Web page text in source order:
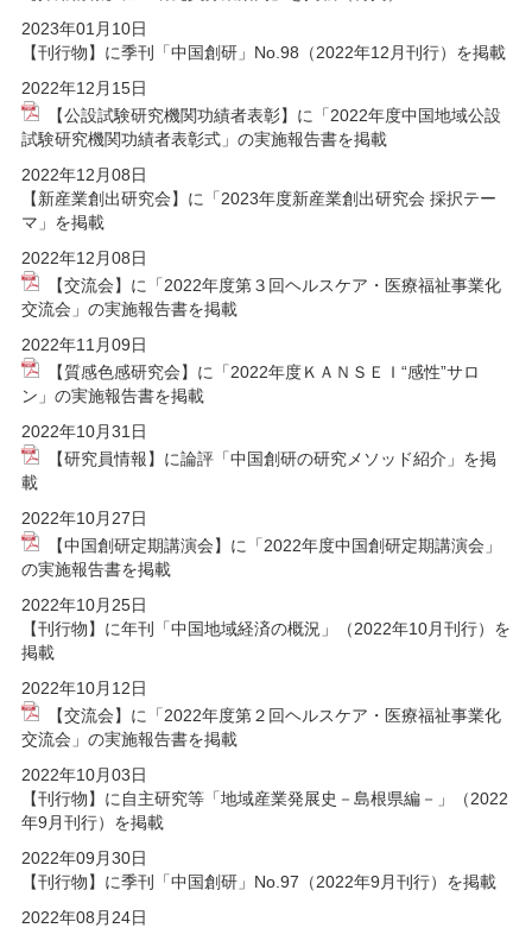
2023年01月10日
【刊行物】に季刊「中国創研」No.98（2022年12月刊行）を掲載
2022年12月15日
【公設試験研究機関功績者表彰】に「2022年度中国地域公設
試験研究機関功績者表彰式」の実施報告書を掲載
2022年12月08日
【新産業創出研究会】に「2023年度新産業創出研究会 採択テー
マ」を掲載
2022年12月08日
【交流会】に「2022年度第３回ヘルスケア・医療福祉事業化
交流会」の実施報告書を掲載
2022年11月09日
【質感色感研究会】に「2022年度ＫＡＮＳＥＩ“感性”サロ
ン」の実施報告書を掲載
2022年10月31日
【研究員情報】に論評「中国創研の研究メソッド紹介」を掲
載
2022年10月27日
【中国創研定期講演会】に「2022年度中国創研定期講演会」
の実施報告書を掲載
2022年10月25日
【刊行物】に年刊「中国地域経済の概況」（2022年10月刊行）を
掲載
2022年10月12日
【交流会】に「2022年度第２回ヘルスケア・医療福祉事業化
交流会」の実施報告書を掲載
2022年10月03日
【刊行物】に自主研究等「地域産業発展史－島根県編－」（2022
年9月刊行）を掲載
2022年09月30日
【刊行物】に季刊「中国創研」No.97（2022年9月刊行）を掲載
2022年08月24日